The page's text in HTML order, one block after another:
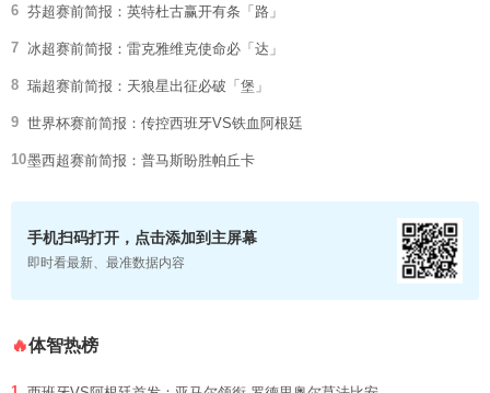
6 芬超赛前简报：英特杜古赢开有条「路」
7 冰超赛前简报：雷克雅维克使命必「达」
8 瑞超赛前简报：天狼星出征必破「堡」
9 世界杯赛前简报：传控西班牙VS铁血阿根廷
10墨西超赛前简报：普马斯盼胜帕丘卡
手机扫码打开，点击添加到主屏幕
即时看最新、最准数据内容
🔥体智热榜